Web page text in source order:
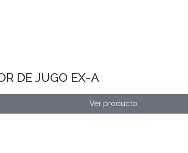
DE JUGO EX-A
Ver producto